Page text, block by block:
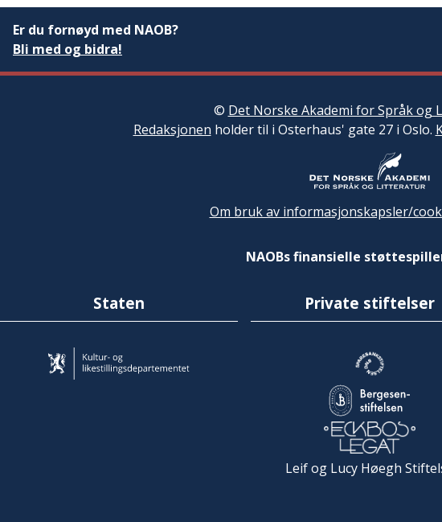
Er du fornøyd med NAOB?
Bli med og bidra!
© Det Norske Akademi for Språk og
Redaksjonen holder til i Osterhaus' gate 27 i Oslo.
Om bruk av informasjonskapsler/
NAOBs finansielle
Staten Private stiftelser
Leif og Lucy Høegh